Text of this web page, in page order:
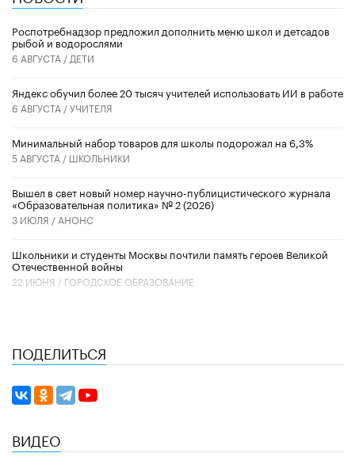
Роспотребнадзор предложил дополнить меню школ и детсадов
рыбой и водорослями
6 АВГУСТА / ДЕТИ
​Яндекс обучил более 20 тысяч учителей использовать ИИ в работе
6 АВГУСТА /УЧИТЕЛЯ
Минимальный набор товаров для школы подорожал на 6,3%
5 АВГУСТА / ШКОЛЬНИКИ
Вышел в свет новый номер научно-публицистического журнала
«Образовательная политика» № 2 (2026)
3 ИЮЛЯ / АНОНС
Школьники и студенты Москвы почтили память героев Великой
Отечественной войны
22 ИЮНЯ / ГОРОДСКОЕ ОБРАЗОВАНИЕ
ПОДЕЛИТЬСЯ
ВИДЕО